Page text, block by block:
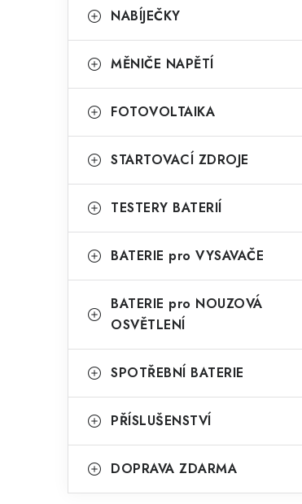
NABÍJEČKY
MĚNIČE NAPĚTÍ
FOTOVOLTAIKA
STARTOVACÍ ZDROJE
TESTERY BATERIÍ
BATERIE pro VYSAVAČE
BATERIE pro NOUZOVÁ
OSVĚTLENÍ
SPOTŘEBNÍ BATERIE
PŘÍSLUŠENSTVÍ
DOPRAVA ZDARMA